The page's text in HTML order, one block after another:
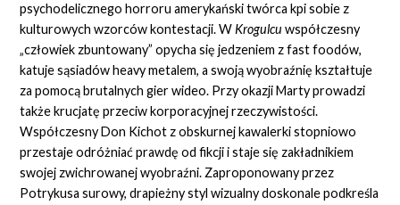
psychodelicznego horroru amerykański twórca kpi sobie z
kulturowych wzorców kontestacji. WKrogulcu współczesny
„człowiek zbuntowany” opycha się jedzeniem z fast foodów,
katuje sąsiadów heavy metalem, a swoją wyobraźnię kształtuje
za pomocą brutalnych gier wideo. Przy okazji Marty prowadzi
także krucjatę przeciw korporacyjnej rzeczywistości.
Współczesny Don Kichot z obskurnej kawalerki stopniowo
przestaje odróżniać prawdę od fikcji i staje się zakładnikiem
swojej zwichrowanej wyobraźni. Zaproponowany przez
Potrykusa surowy, drapieżny styl wizualny doskonale podkreśla